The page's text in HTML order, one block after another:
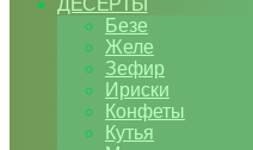
ДЕСЕРТЫ
Безе
Желе
Зефир
Ириски
Конфеты
Кутья